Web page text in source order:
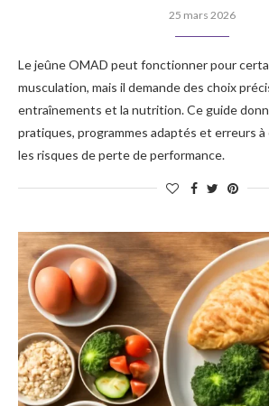
25 mars 2026
Le jeûne OMAD peut fonctionner pour
musculation, mais il demande des choix
entraînements et la nutrition. Ce guide
pratiques, programmes adaptés et erreurs
les risques de perte de performance.